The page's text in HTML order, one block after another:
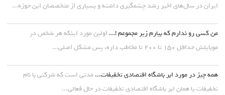
ایران در سال‌های اخیر رشد چشمگیری داشته و بسیاری از متخصصان این حوزه...
من کسی رو ندارم که بیارم زیر مجموعم !... اولین مورد اینکه هر شخص در
موبایلش حداقل ۱۵۰ تا ۲۰۰ تا مخاطب داره، پس مشکل اصلی...
همه چیز در مورد ابر باشگاه اقتصادی تخفیفات... مدتی است که شرکتی با نام
تخفیفات یا همان ابر باشگاه اقتصادی تخفیفات در حال فعالی...